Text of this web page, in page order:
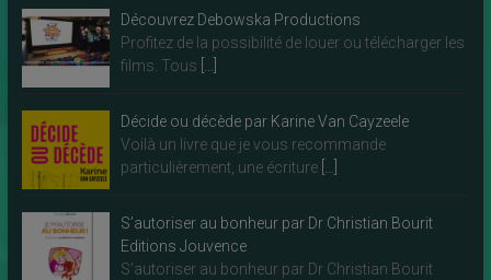
Découvrez Debowska Productions
Profitez de la possibilité de louer ou télécharger les
films. Tous […]
Décide ou décède par Karine Van Cayzeele
Voilà un livre que je vous recommande
particulièrement, une écriture […]
S’autoriser au bonheur par Dr Christian Bourit
Editions Jouvence
S’autoriser au bonheur par Dr Christian Bourit